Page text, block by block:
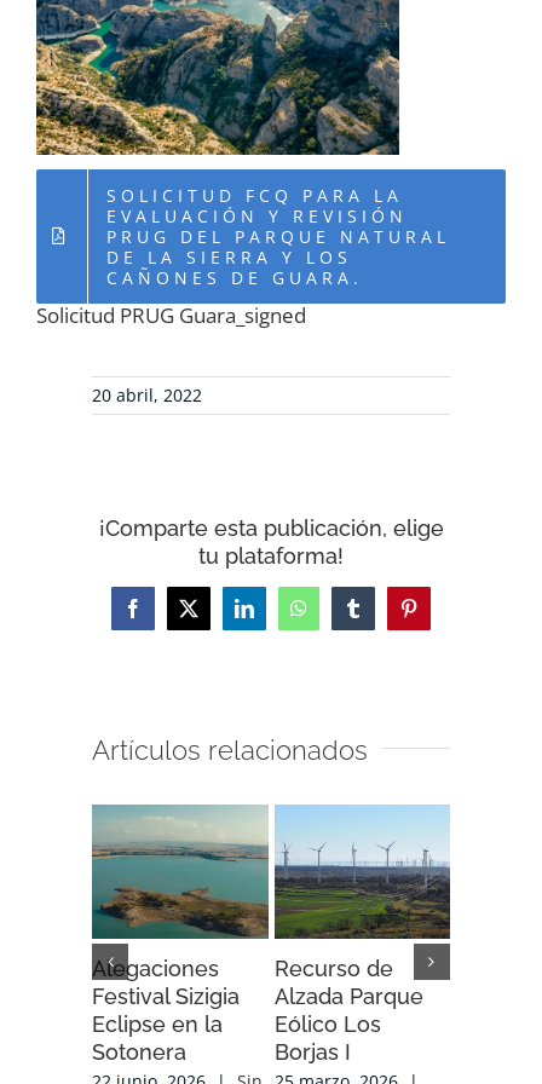
RECURSOS
NOTICIAS
SOLICITUD FCQ PARA LA
EVALUACIÓN Y REVISIÓN
PRUG DEL PARQUE NATURAL
DE LA SIERRA Y LOS
CAÑONES DE GUARA.
Solicitud PRUG Guara_signed
20 abril, 2022
¡Comparte esta publicación, elige
tu plataforma!
Facebook
X LinkedInWhatsAppTumblrPinterest
Artículos relacionados
Alegaciones
Festival Sizigia
Eclipse en la
Sotonera
Recurso de
Alzada Parque
Eólico Los
Borjas I